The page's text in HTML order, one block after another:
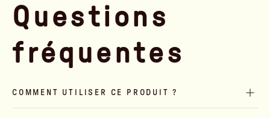
Questions
fréquentes
COMMENT UTILISER CE PRODUIT ?